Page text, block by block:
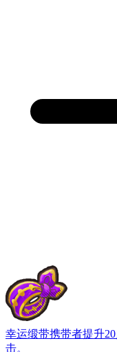
幸运缎带携带者提升
击。